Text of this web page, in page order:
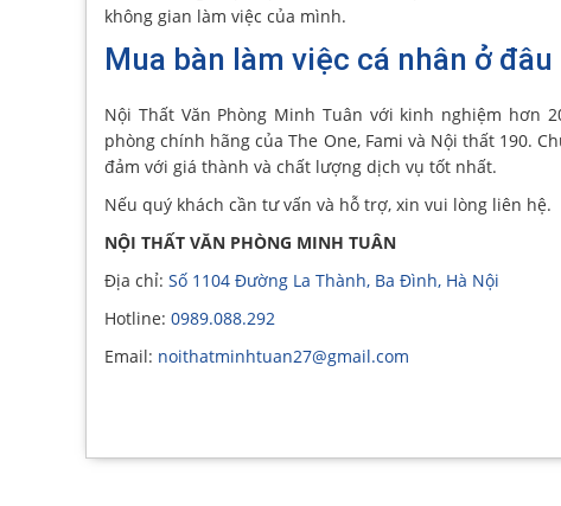
không gian làm việc của mình.
Mua bàn làm việc cá nhân ở
Nội Thất Văn Phòng Minh Tuân với kinh nghiệm hơn
phòng chính hãng của The One, Fami và Nội thất 190.
đảm với giá thành và chất lượng dịch vụ tốt nhất.
Nếu quý khách cần tư vấn và hỗ trợ, xin vui lòng liên hệ.
NỘI THẤT VĂN PHÒNG MINH TUÂN
Địa chỉ: Số 1104 Đường La Thành, Ba Đình, Hà Nội
Hotline: 0989.088.292
Email: noithatminhtuan27@gmail.com